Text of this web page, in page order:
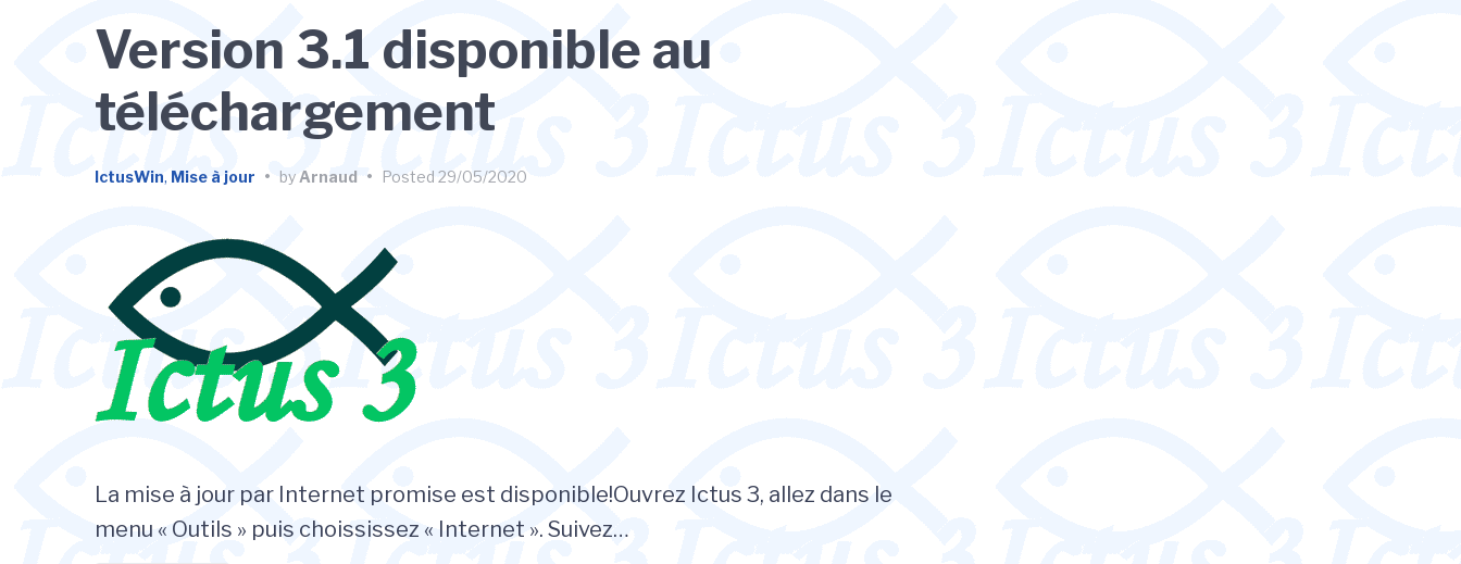
Version 3.1 disponible au
téléchargement
IctusWin, Mise à jour • by Arnaud • Posted 29/05/2020
La mise à jour par Internet promise est disponible!Ouvrez Ictus 3, allez dans le
menu « Outils » puis choississez « Internet ». Suivez…